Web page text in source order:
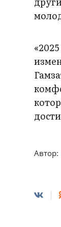
Автор: